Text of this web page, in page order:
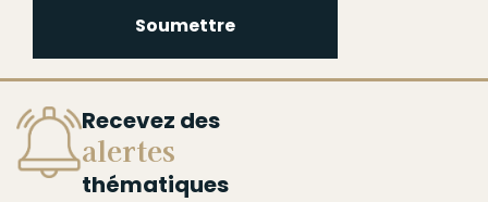
Soumettre
Recevez des
alertes
thématiques